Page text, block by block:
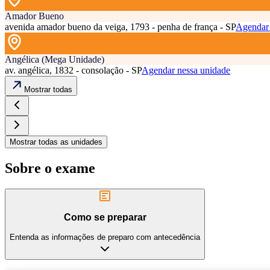
Amador Bueno
avenida amador bueno da veiga, 1793 - penha de frança - SPAgendar
Angélica (Mega Unidade)
av. angélica, 1832 - consolação - SPAgendar nessa unidade
Mostrar todas
Mostrar todas as unidades
Sobre o exame
Como se preparar
Entenda as informações de preparo com antecedência